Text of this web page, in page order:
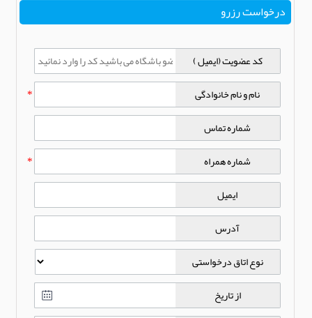
درخواست رزرو
کد عضویت (ایمیل )
نام و نام خانوادگی
*
شماره تماس
شماره همراه
*
ایمیل
آدرس
نوع اتاق درخواستی
از تاریخ